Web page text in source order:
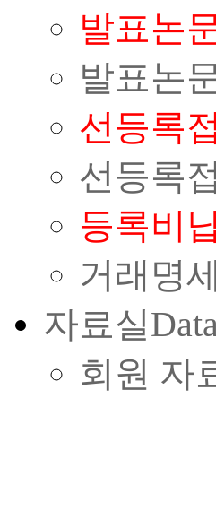
발표논
발표논
선등록
선등록
등록비
거래명
자료실
회원 자